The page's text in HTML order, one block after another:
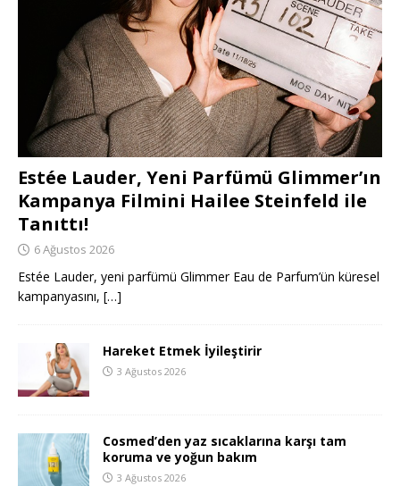
Estée Lauder, Yeni Parfümü Glimmer’ın
Kampanya Filmini Hailee Steinfeld ile
Tanıttı!
6 Ağustos 2026
Estée Lauder, yeni parfümü Glimmer Eau de Parfum’ün küresel
kampanyasını, […]
Hareket Etmek İyileştirir
3 Ağustos 2026
Cosmed’den yaz sıcaklarına karşı tam
koruma ve yoğun bakım
3 Ağustos 2026